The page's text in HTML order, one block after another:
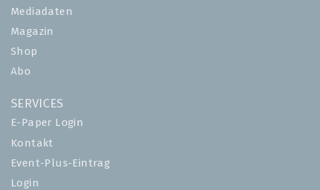
Mediadaten
Magazin
Shop
Abo
SERVICES
E-Paper Login
Kontakt
Event-Plus-Eintrag
Login